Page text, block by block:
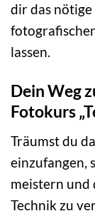
dir das
lassen.
Dein Weg
Fotokurs
Träumst du
einzufangen,
meistern und
Technik zu